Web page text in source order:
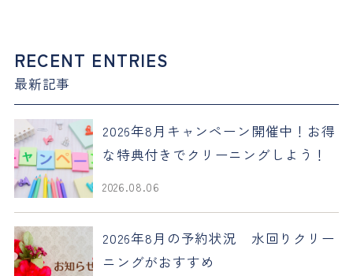
RECENT ENTRIES
最新記事
2026年8月キャンペーン開催中！お得
な特典付きでクリーニングしよう！
2026.08.06
2026年8月の予約状況 水回りクリー
ニングがおすすめ